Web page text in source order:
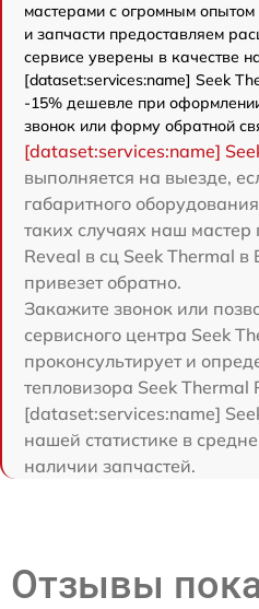
мастерами с огромным
и запчасти предоставляем
сервисе уверены в качестве
[dataset:services:name] Seek
-15% дешевле при
звонок или форму обратной
[dataset:services:name]
выполняется на выезде,
габаритного
таких случаях наш мастер
Reveal в сц Seek Thermal в
привезет обратно.
Закажите звонок или
сервисного центра Seek
проконсультирует и
тепловизора Seek Thermal
[dataset:services:name]
нашей статистике в
наличии запчастей.
Отзывы